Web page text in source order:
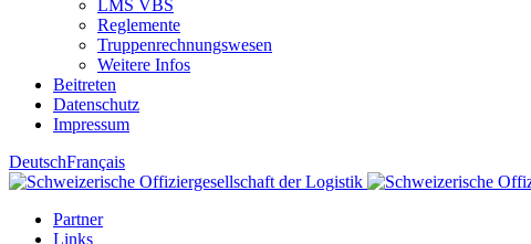
LMS VBS
Reglemente
Truppenrechnungswesen
Weitere Infos
Beitreten
Datenschutz
Impressum
DeutschFrançais
Partner
Links